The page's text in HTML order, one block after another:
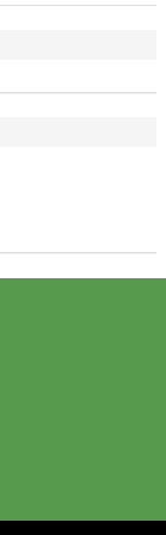
della stagione